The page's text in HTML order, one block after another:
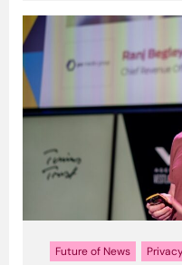
Future of News